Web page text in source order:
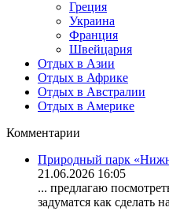
Греция
Украина
Франция
Швейцария
Отдых в Азии
Отдых в Африке
Отдых в Австралии
Отдых в Америке
Комментарии
Природный парк
21.06.2026 16:05
... предлагаю
задуматся как сделать